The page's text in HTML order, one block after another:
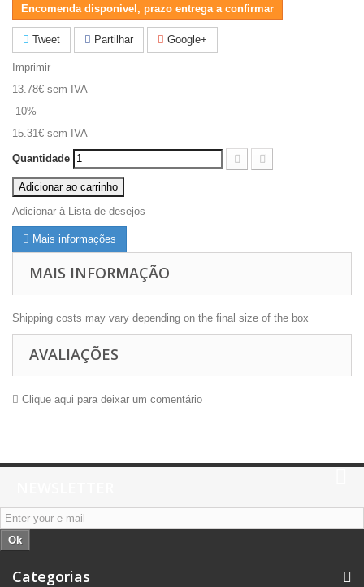
Encomenda disponivel, prazo entrega a confirmar
Tweet Partilhar Google+
Imprimir
13.78€ sem IVA
-10%
15.31€ sem IVA
Quantidade
Adicionar ao carrinho
Adicionar à Lista de desejos
Mais informações
MAIS INFORMAÇÃO
Shipping costs may vary depending on the final size of the box
AVALIAÇÕES
Clique aqui para deixar um comentário
Ok
Categorias